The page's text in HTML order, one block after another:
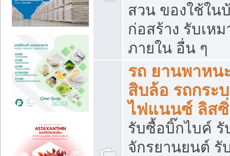
สวน ของใช้ใน
ก่อสร้าง รับเห
ภายใน อื่น ๆ
รถ ยานพาหน
สิบล้อ รถกระ
ไฟแนนซ์ ลิส
รับซื้อบิ๊กไบค์
จักรยานยนต์ รั